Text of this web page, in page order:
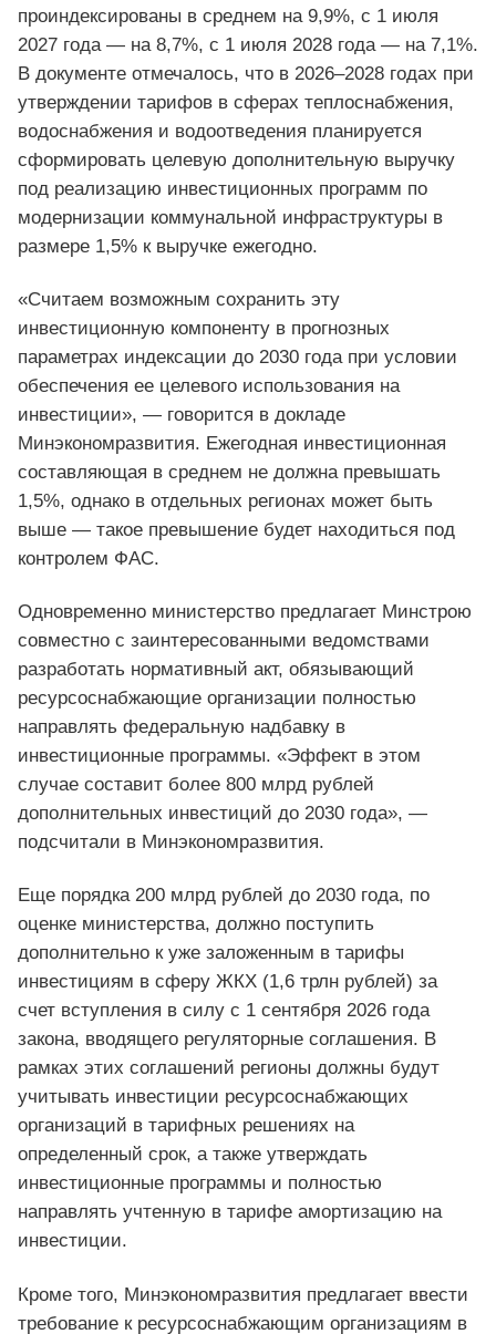
проиндексированы в среднем на 9,9%, с 1 июля
2027 года — на 8,7%, с 1 июля 2028 года — на 7,1%.
В документе отмечалось, что в 2026–2028 годах при
утверждении тарифов в сферах теплоснабжения,
водоснабжения и водоотведения планируется
сформировать целевую дополнительную выручку
под реализацию инвестиционных программ по
модернизации коммунальной инфраструктуры в
размере 1,5% к выручке ежегодно.
«Считаем возможным сохранить эту
инвестиционную компоненту в прогнозных
параметрах индексации до 2030 года при условии
обеспечения ее целевого использования на
инвестиции», — говорится в докладе
Минэкономразвития. Ежегодная инвестиционная
составляющая в среднем не должна превышать
1,5%, однако в отдельных регионах может быть
выше — такое превышение будет находиться под
контролем ФАС.
Одновременно министерство предлагает Минстрою
совместно с заинтересованными ведомствами
разработать нормативный акт, обязывающий
ресурсоснабжающие организации полностью
направлять федеральную надбавку в
инвестиционные программы. «Эффект в этом
случае составит более 800 млрд рублей
дополнительных инвестиций до 2030 года», —
подсчитали в Минэкономразвития.
Еще порядка 200 млрд рублей до 2030 года, по
оценке министерства, должно поступить
дополнительно к уже заложенным в тарифы
инвестициям в сферу ЖКХ (1,6 трлн рублей) за
счет вступления в силу с 1 сентября 2026 года
закона, вводящего регуляторные соглашения. В
рамках этих соглашений регионы должны будут
учитывать инвестиции ресурсоснабжающих
организаций в тарифных решениях на
определенный срок, а также утверждать
инвестиционные программы и полностью
направлять учтенную в тарифе амортизацию на
инвестиции.
Кроме того, Минэкономразвития предлагает ввести
требование к ресурсоснабжающим организациям в